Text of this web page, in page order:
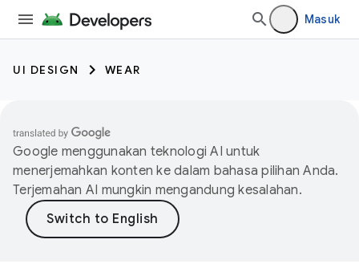
Masuk
UI DESIGN WEAR
Google menggunakan teknologi AI untuk
menerjemahkan konten ke dalam bahasa pilihan Anda.
Terjemahan AI mungkin mengandung kesalahan.